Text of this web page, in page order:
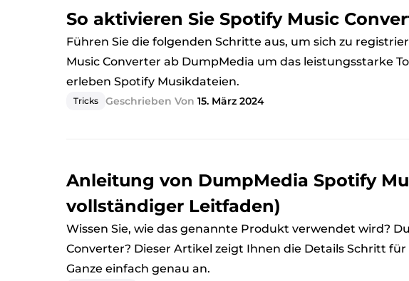
So aktivieren Sie Spotify Music
Führen Sie die folgenden Schritte aus, um sich zu
Music Converter ab DumpMedia um das leistungsstarke
erleben Spotify Musikdateien.
Tricks Geschrieben Von 15. März 2024
Anleitung von DumpMedia Spotify
vollständiger Leitfaden)
Wissen Sie, wie das genannte Produkt verwendet wird?
Converter? Dieser Artikel zeigt Ihnen die Details Schritt für
Ganze einfach genau an.